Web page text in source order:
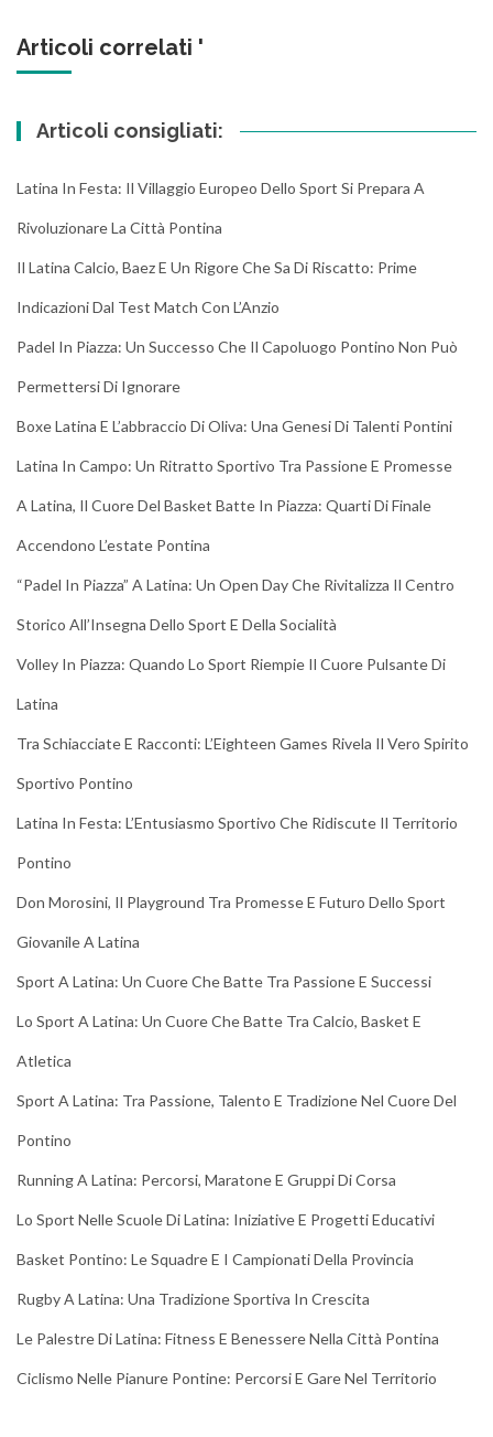
Articoli correlati '
Articoli consigliati:
Latina In Festa: Il Villaggio Europeo Dello Sport Si Prepara A
Rivoluzionare La Città Pontina
Il Latina Calcio, Baez E Un Rigore Che Sa Di Riscatto: Prime
Indicazioni Dal Test Match Con L’Anzio
Padel In Piazza: Un Successo Che Il Capoluogo Pontino Non Può
Permettersi Di Ignorare
Boxe Latina E L’abbraccio Di Oliva: Una Genesi Di Talenti Pontini
Latina In Campo: Un Ritratto Sportivo Tra Passione E Promesse
A Latina, Il Cuore Del Basket Batte In Piazza: Quarti Di Finale
Accendono L’estate Pontina
“Padel In Piazza” A Latina: Un Open Day Che Rivitalizza Il Centro
Storico All’Insegna Dello Sport E Della Socialità
Volley In Piazza: Quando Lo Sport Riempie Il Cuore Pulsante Di
Latina
Tra Schiacciate E Racconti: L’Eighteen Games Rivela Il Vero Spirito
Sportivo Pontino
Latina In Festa: L’Entusiasmo Sportivo Che Ridiscute Il Territorio
Pontino
Don Morosini, Il Playground Tra Promesse E Futuro Dello Sport
Giovanile A Latina
Sport A Latina: Un Cuore Che Batte Tra Passione E Successi
Lo Sport A Latina: Un Cuore Che Batte Tra Calcio, Basket E
Atletica
Sport A Latina: Tra Passione, Talento E Tradizione Nel Cuore Del
Pontino
Running A Latina: Percorsi, Maratone E Gruppi Di Corsa
Lo Sport Nelle Scuole Di Latina: Iniziative E Progetti Educativi
Basket Pontino: Le Squadre E I Campionati Della Provincia
Rugby A Latina: Una Tradizione Sportiva In Crescita
Le Palestre Di Latina: Fitness E Benessere Nella Città Pontina
Ciclismo Nelle Pianure Pontine: Percorsi E Gare Nel Territorio